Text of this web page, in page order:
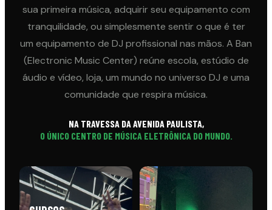
sua primeira música, adquirir seu equipamento com
tranquilidade, ou simplesmente sentir o que é ter
um equipamento de DJ profissional nas mãos. A Ban
(Electronic Music Center) reúne escola, estúdio de
áudio e vídeo, loja, um mundo no universo DJ e uma
comunidade que respira música.
NA TRAVESSA DA AVENIDA PAULISTA,
O ÚNICO CENTRO DE MÚSICA ELETRÔNICA DO MUNDO.